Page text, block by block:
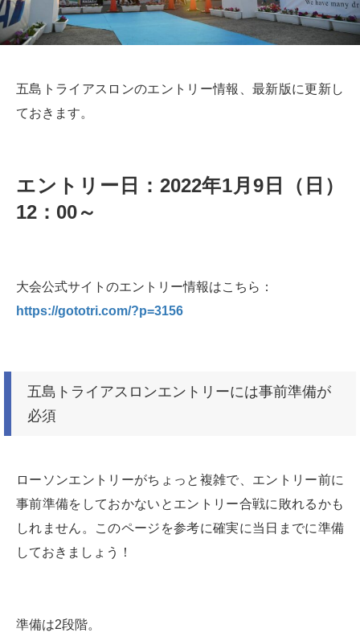
五島トライアスロンのエントリー情報、最新版に更新し
ておきます。
エントリー日： 2022年1月9 日（日）
12 ： 00～
大会公式サイトのエントリー情報はこちら：
https://gototri.com/?p=3156
五島トライアスロンエントリーには事前準備が
必須
ローソンエントリーがちょっと複雑で、エントリー前に
事前準備をしておかないとエントリー合戦に敗れるかも
しれません。このページを参考に確実に当日までに準備
しておきましょう！
準備は2段階。